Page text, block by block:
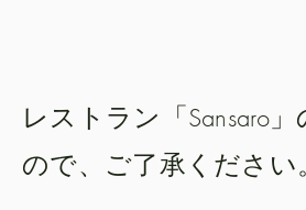
レストラン「Sansaro
ので、ご了承ください